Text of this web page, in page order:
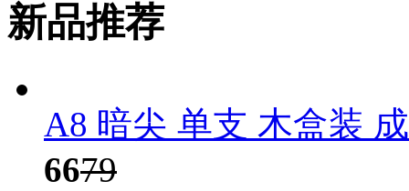
新品推荐
A8 暗尖 单支 木盒装
6679